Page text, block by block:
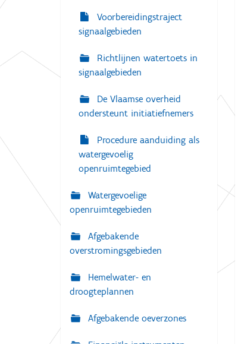
Voorbereidingstraject
signaalgebieden
Richtlijnen watertoets in
signaalgebieden
De Vlaamse overheid
ondersteunt initiatiefnemers
Procedure aanduiding als
watergevoelig
openruimtegebied
Watergevoelige
openruimtegebieden
Afgebakende
overstromingsgebieden
Hemelwater- en
droogteplannen
Afgebakende oeverzones